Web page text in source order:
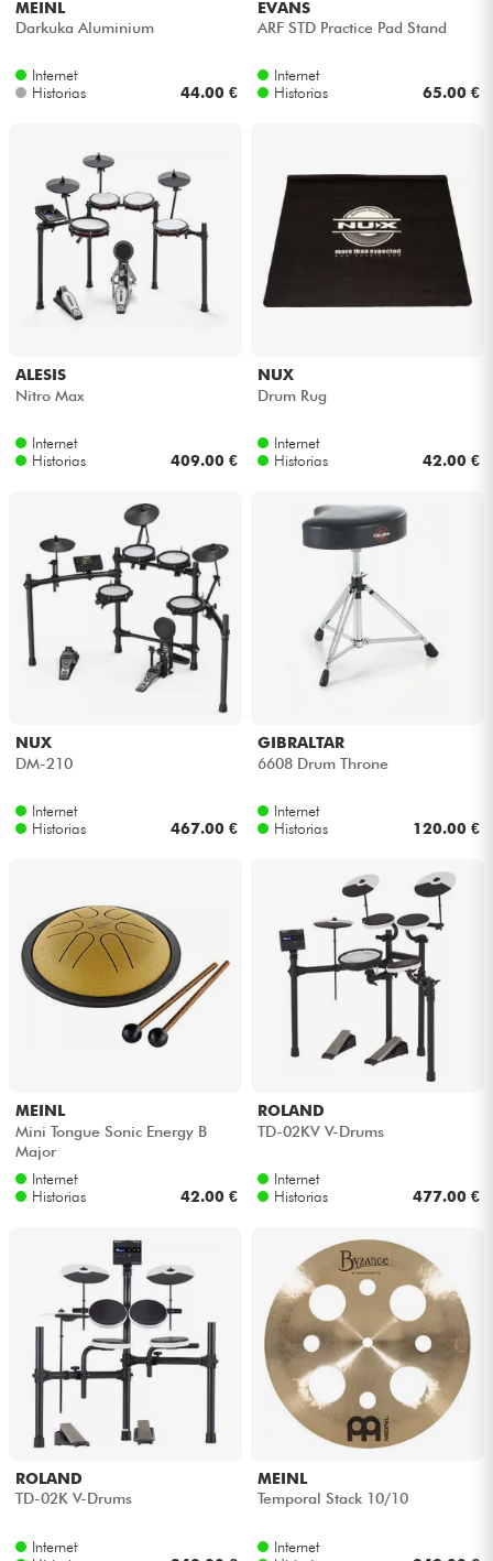
MEINL
Darkuka Aluminium
Internet
Historias
44.00 €
EVANS
ARF STD Practice Pad Stand
Internet
Historias
65.00 €
ALESIS
Nitro Max
Internet
Historias
409.00 €
NUX
Drum Rug
Internet
Historias
42.00 €
NUX
DM-210
Internet
Historias
467.00 €
GIBRALTAR
6608 Drum Throne
Internet
Historias
120.00 €
MEINL
Mini Tongue Sonic Energy B
Major
Internet
Historias
42.00 €
ROLAND
TD-02KV V-Drums
Internet
Historias
477.00 €
ROLAND
TD-02K V-Drums
Internet
MEINL
Temporal Stack 10/10
Internet